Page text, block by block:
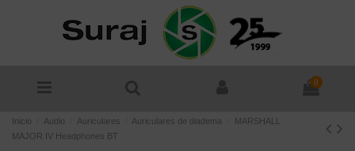
0
Inicio Audio Auriculares Auriculares de diadema
MARSHALL
MAJOR IV Headphones BT